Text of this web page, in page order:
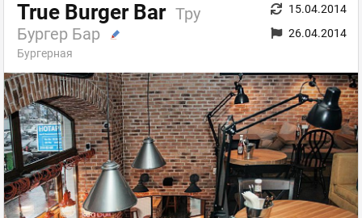
True Burger Bar Тру
Бургер Бар
Бургерная
15.04.2014
26.04.2014